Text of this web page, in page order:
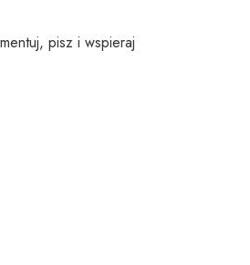
pisz i wspieraj